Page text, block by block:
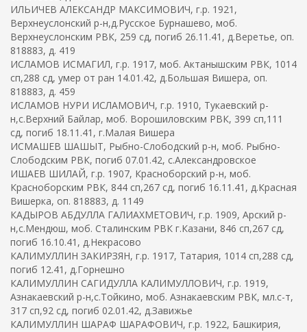
ИЛЬИЧЕВ АЛЕКСАНДР МАКСИМОВИЧ, г.р. 1921,
Верхнеуслонский р-н,д.Русское Бурнашево, моб.
Верхнеуслонским РВК, 259 сд, погиб 26.11.41, д.Веретье, оп.
818883, д. 419
ИСЛАМОВ ИСМАГИЛ, г.р. 1917, моб. Актанышским РВК, 1014
сп,288 сд, умер от ран 14.01.42, д.Большая Вишера, оп.
818883, д. 459
ИСЛАМОВ НУРИ ИСЛАМОВИЧ, г.р. 1910, Тукаевский р-
н,с.Верхний Байлар, моб. Ворошиловским РВК, 399 сп,111
сд, погиб 18.11.41, г.Малая Вишера
ИСМАШЕВ ШАШЫТ, Рыбно-Слободский р-н, моб. Рыбно-
Слободским РВК, погиб 07.01.42, с.Александровское
ИШАЕВ ШИЛАЙ, г.р. 1907, Красноборский р-н, моб.
Красноборским РВК, 844 сп,267 сд, погиб 16.11.41, д.Красная
Вишерка, оп. 818883, д. 1149
КАДЫРОВ АБДУЛЛА ГАЛИАХМЕТОВИЧ, г.р. 1909, Арский р-
н,с.Мендюш, моб. Сталинским РВК г.Казани, 846 сп,267 сд,
погиб 16.10.41, д.Некрасово
КАЛИМУЛЛИН ЗАКИРЗЯН, г.р. 1917, Татария, 1014 сп,288 сд,
погиб 12.41, д.Горнешно
КАЛИМУЛЛИН САГИДУЛЛА КАЛИМУЛЛОВИЧ, г.р. 1919,
Азнакаевский р-н,с.Тойкино, моб. Азнакаевским РВК, мл.с-т,
317 сп,92 сд, погиб 02.01.42, д.Завижье
КАЛИМУЛЛИН ШАРАФ ШАРАФОВИЧ, г.р. 1922, Башкирия,